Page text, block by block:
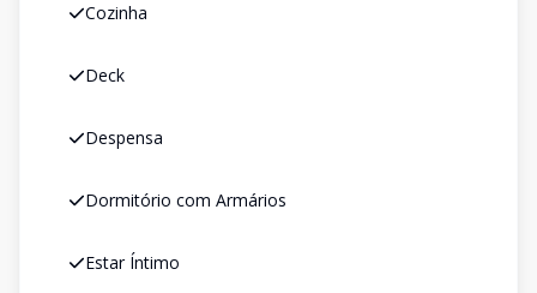
Cozinha
Deck
Despensa
Dormitório com Armários
Estar Íntimo